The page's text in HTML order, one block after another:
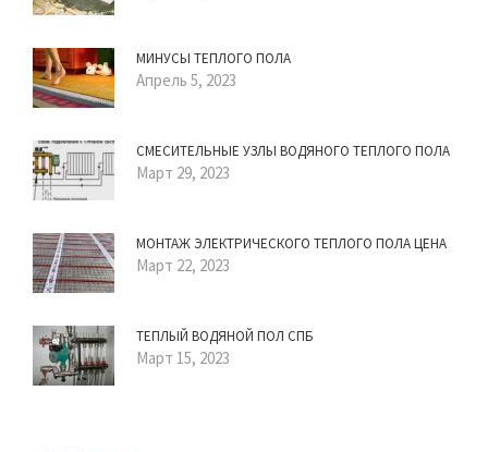
МИНУСЫ ТЕПЛОГО ПОЛА
Апрель 5, 2023
СМЕСИТЕЛЬНЫЕ УЗЛЫ ВОДЯНОГО ТЕПЛОГО ПОЛА
Март 29, 2023
МОНТАЖ ЭЛЕКТРИЧЕСКОГО ТЕПЛОГО ПОЛА ЦЕНА
Март 22, 2023
ТЕПЛЫЙ ВОДЯНОЙ ПОЛ СПБ
Март 15, 2023